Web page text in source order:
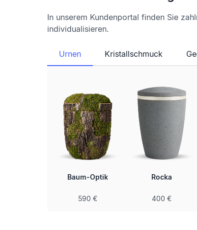
In unserem Kundenportal finden Sie
individualisieren.
Urnen Kristallschmuck
Baum-Optik
590 €
Rocka
400 €